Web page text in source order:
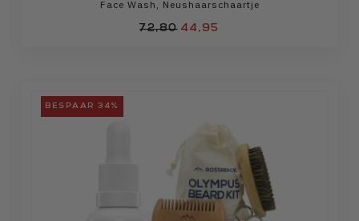
72,80 44,95
Face Wash , Neushaarschaartje
BESPAAR 34%